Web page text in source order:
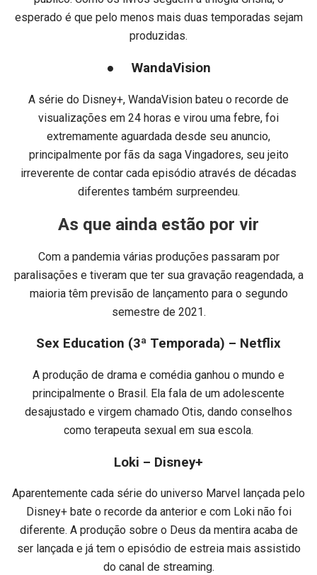
esperado é que pelo menos mais duas temporadas sejam
produzidas.
● WandaVision
A série do Disney+, WandaVision bateu o recorde de
visualizações em 24 horas e virou uma febre, foi
extremamente aguardada desde seu anuncio,
principalmente por fãs da saga Vingadores, seu jeito
irreverente de contar cada episódio através de décadas
diferentes também surpreendeu.
As que ainda estão por vir
Com a pandemia várias produções passaram por
paralisações e tiveram que ter sua gravação reagendada, a
maioria têm previsão de lançamento para o segundo
semestre de 2021.
Sex Education (3ª Temporada) – Netflix
A produção de drama e comédia ganhou o mundo e
principalmente o Brasil. Ela fala de um adolescente
desajustado e virgem chamado Otis, dando conselhos
como terapeuta sexual em sua escola.
Loki – Disney+
Aparentemente cada série do universo Marvel lançada pelo
Disney+ bate o recorde da anterior e com Loki não foi
diferente. A produção sobre o Deus da mentira acaba de
ser lançada e já tem o episódio de estreia mais assistido
do canal de streaming.